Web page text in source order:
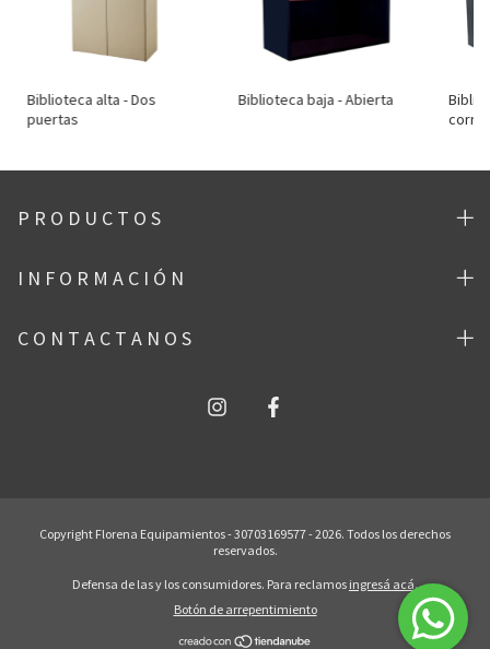
Biblioteca alta - Dos
puertas
Biblioteca baja - Abierta
P R O D U C T O S
I N F O R M A C I Ó N
C O N T A C T A N O S
Copyright Florena Equipamientos - 30703169577 - 2026. Todos los derechos
reservados.
Defensa de las y los consumidores. Para reclamos ingresá acá.
Botón de arrepentimiento